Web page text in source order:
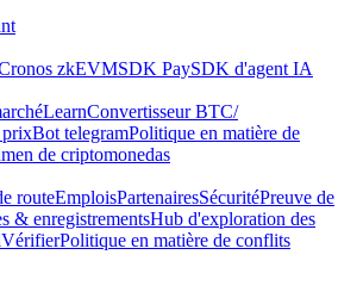
zkEVMSDK PaySDK d'agent IA
LearnConvertisseur BTC/
prixBot telegramPolitique en matière de
de criptomonedas
routeEmploisPartenairesSécuritéPreuve de
& enregistrementsHub d'exploration des
VérifierPolitique en matière de conflits